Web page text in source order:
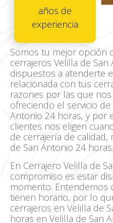
años de
experiencia
Somos tu mejor opción
cerrajeros Velilla de
dispuestos a atenderte
relacionada con tus
razones por las que
ofreciendo el servicio
Antonio 24 horas, y por
clientes nos eligen
de cerrajería de calidad,
de San Antonio 24 horas.
En Cerrajero Velilla de
compromiso es estar
momento. Entendemos
tienen horario, por lo
cerrajeros en Velilla de
horas en Velilla de San